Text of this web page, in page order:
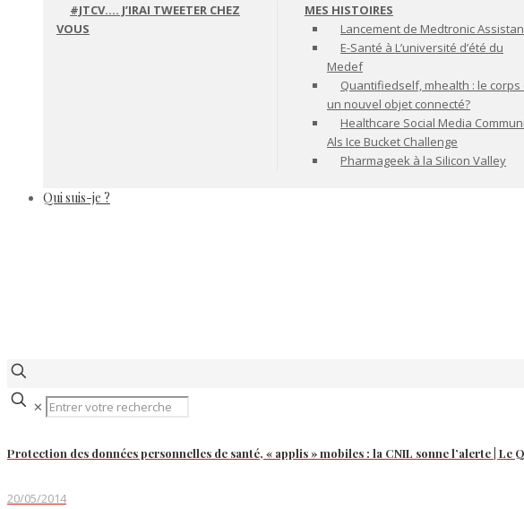
#JTCV…. J’IRAI TWEETER CHEZ
VOUS
MES HISTOIRES
Lancement de Medtronic
E-Santé à L’université d’été du
Medef
Quantifiedself, mhealth : le corps
un nouvel objet connecté?
Healthcare Social Media
Als Ice Bucket Challenge
Pharmageek à la Silicon Valley
Qui suis-je ?
✕
Protection des données personnelles de santé, « applis » mobiles : la CNIL sonne l’alerte | Le
20/05/2014